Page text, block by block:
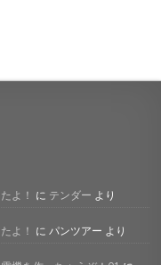
よ！ に テンダー より
よ！ に パンツアー より